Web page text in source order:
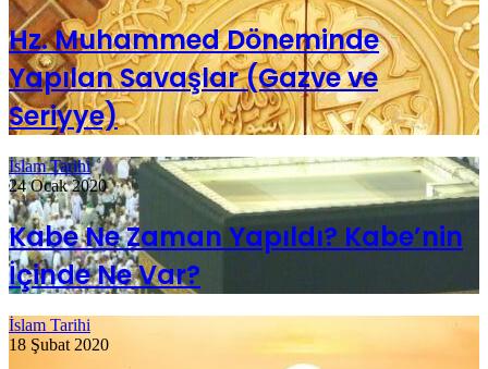
Hz. Muhammed Döneminde
Yapılan Savaşlar (Gazve ve
Seriyye)
İslam Tarihi
24 Ocak 2020
Kabe Ne Zaman Yapıldı? Kabe’nin
İçinde Ne Var?
İslam Tarihi
18 Şubat 2020